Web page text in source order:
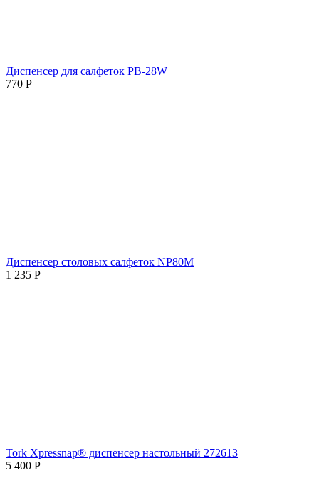
Диспенсер для салфеток PB-28W
770 Р
Диспенсер столовых салфеток NP80М
1 235 Р
Tork Xpressnap® диспенсер настольный 272613
5 400 Р